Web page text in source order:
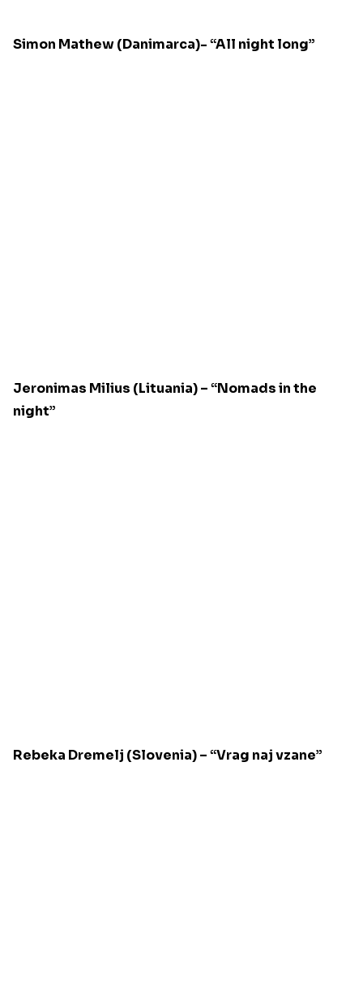
Simon Mathew (Danimarca)- “All night long”
Jeronimas Milius (Lituania) – “Nomads in the
night”
Rebeka Dremelj (Slovenia) – “Vrag naj vzane”